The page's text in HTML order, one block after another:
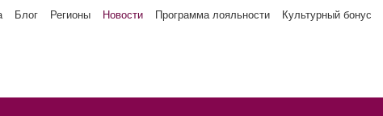
Блог Регионы Новости Программа лояльности Культурный бонус